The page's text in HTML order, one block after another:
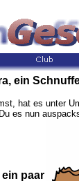
ein
hat es unter
es nun
paar